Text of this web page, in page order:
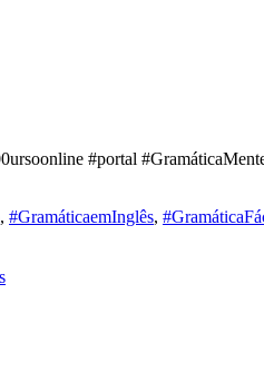
#portal
, #GramáticaemInglês,